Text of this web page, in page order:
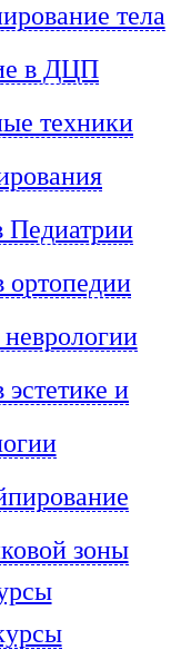
тела
в ДЦП
техники
Педиатрии
ортопедии
и
зоны